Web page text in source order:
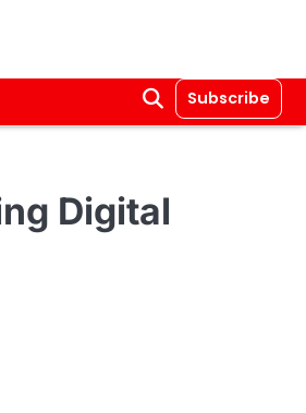
Subscribe
Digital